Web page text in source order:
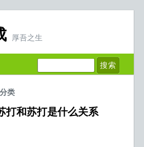
厚吾之生
类
打和苏打是什么关系